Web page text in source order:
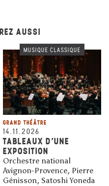
AUSSI
MUSIQUE CLASSIQUE
GRAND THÉÂTRE
14.11.2026
TABLEAUX D'UNE
EXPOSITION
Orchestre national
Avignon-Provence, Pierre
Génisson, Satoshi Yoneda